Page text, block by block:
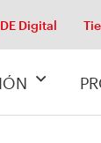
Digital